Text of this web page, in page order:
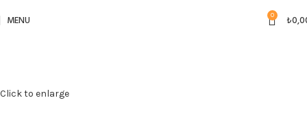
MENU 0 ₺
Click to enlarge